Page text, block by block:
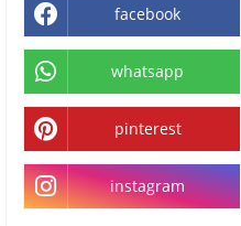
facebook
whatsapp
pinterest
instagram